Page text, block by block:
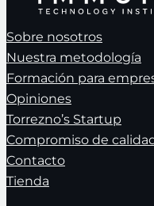
Sobre nosotros
Nuestra metodología
Formación para
Opiniones
Torrezno’s Startup
Compromiso de
Contacto
Tienda